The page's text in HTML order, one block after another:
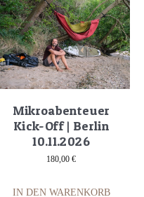
Mikroabenteuer
Kick-Off | Berlin
10.11.2026
180,00€
IN DEN WARENKORB